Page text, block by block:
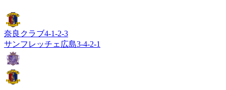
奈良クラブ4-1-2-3
サンフレッチェ広島3-4-2-1